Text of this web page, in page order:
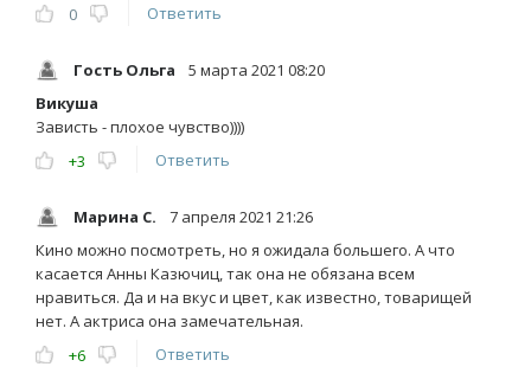
0
Ответить
Гость Ольга
5 марта 2021 08:20
Викуша
Зависть - плохое чувство))))
+3
Ответить
Марина С.
7 апреля 2021 21:26
Кино можно посмотреть, но я ожидала большего. А что
касается Анны Казючиц, так она не обязана всем
нравиться. Да и на вкус и цвет, как известно, товарищей
нет. А актриса она замечательная.
+6
Ответить